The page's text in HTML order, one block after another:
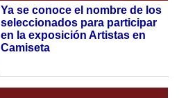
Ya se conoce el nombre de los
seleccionados para participar
en la exposición Artistas en
Camiseta